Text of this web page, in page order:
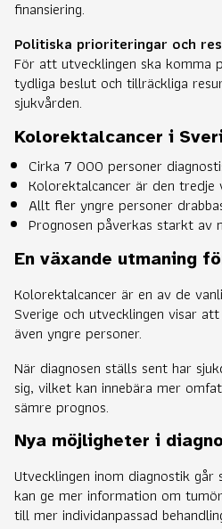
finansiering.
Politiska prioriteringar och
För att utvecklingen ska komma
tydliga beslut och tillräckliga
sjukvården.
Kolorektalcancer i
Cirka 7 000 personer
Kolorektalcancer är den tredje
Allt fler yngre personer
Prognosen påverkas starkt av
En växande utmaning
Kolorektalcancer är en av de
Sverige och utvecklingen visar
även yngre personer.
När diagnosen ställs sent har
sig, vilket kan innebära mer
sämre prognos.
Nya möjligheter i
Utvecklingen inom diagnostik
kan ge mer information om
till mer individanpassad